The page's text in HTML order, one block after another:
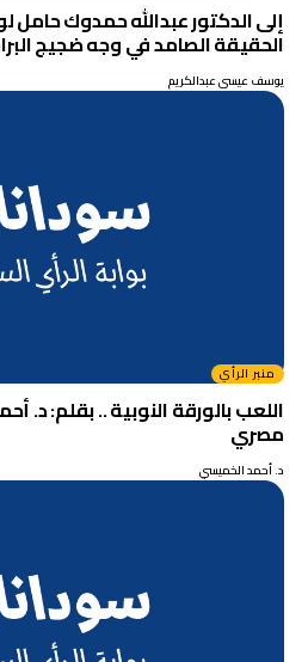
إلى الدكتور عبدالله حمدوك
الحقيقة الصامد في وجه ضجيج
يوسف عيسى عبدالكريم
منبر الرأي
اللعب بالورقة النوبية .. بقلم: د.
مصري
د. أحمد الخميسي